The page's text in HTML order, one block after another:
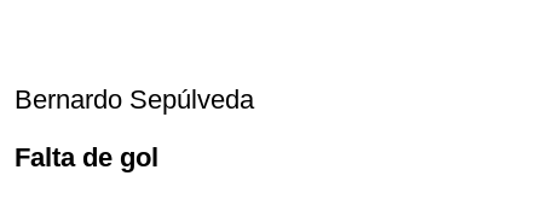
Bernardo Sepúlveda
Falta de gol